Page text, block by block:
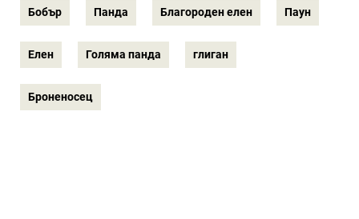
Бобър Панда Благороден елен Паун
Елен Голяма панда глиган
Броненосец